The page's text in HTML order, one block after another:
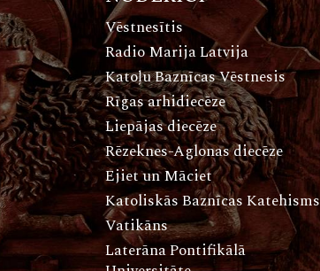
Vēstnesītis
Radio Marija Latvija
Katoļu Baznīcas Vēstnesis
Rīgas arhidiecēze
Liepājas diecēze
Rēzeknes-Aglonas diecēze
Ejiet un Māciet
Katoliskās Baznīcas Katehisms
Vatikāns
Laterāna Pontifikālā